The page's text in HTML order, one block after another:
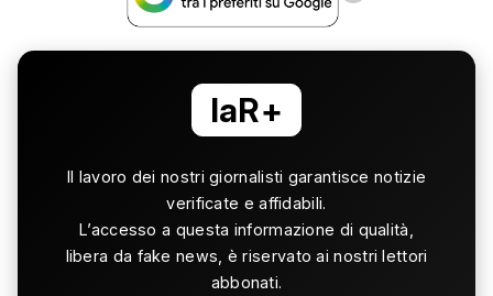
laR+
Il lavoro dei nostri giornalisti garantisce notizie
verificate e affidabili.
L’accesso a questa informazione di qualità,
libera da fake news, è riservato ai nostri lettori
abbonati.